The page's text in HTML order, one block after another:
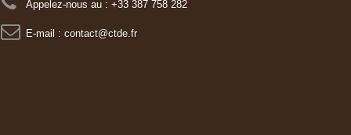
Appelez-nous au : +33 387 758 282
E-mail : contact@ctde.fr